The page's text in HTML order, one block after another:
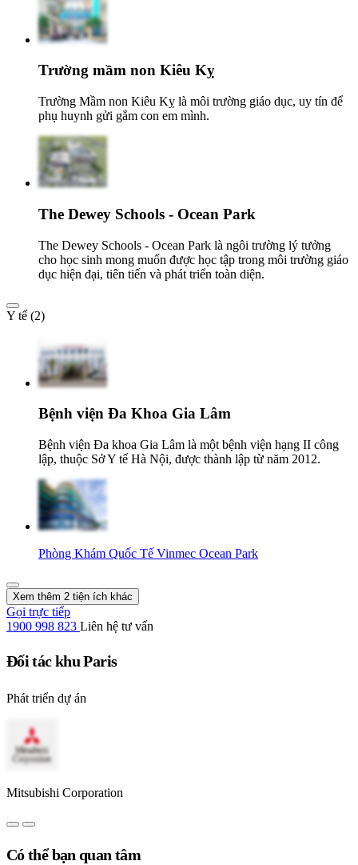
Trường mầm non Kiêu Kỵ
Trường Mầm non Kiêu Kỵ là môi trường giáo dục, uy tín để
phụ huynh gửi gắm con em mình.
The Dewey Schools - Ocean Park
The Dewey Schools - Ocean Park là ngôi trường lý tưởng
cho học sinh mong muốn được học tập trong môi trường giáo
dục hiện đại, tiên tiến và phát triển toàn diện.
Y tế (2)
Bệnh viện Đa Khoa Gia Lâm
Bệnh viện Đa khoa Gia Lâm là một bệnh viện hạng II công
lập, thuộc Sở Y tế Hà Nội, được thành lập từ năm 2012.
Phòng Khám Quốc Tế Vinmec Ocean Park
Xem thêm 2 tiện ích khác
Gọi trực tiếp
1900 998 823 Liên hệ tư vấn
Đối tác khu Paris
Phát triển dự án
Mitsubishi Corporation
Có thể bạn quan tâm